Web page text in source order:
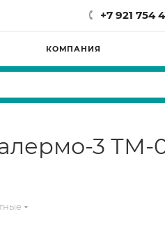
+7 921 754
КОМПАНИЯ
3